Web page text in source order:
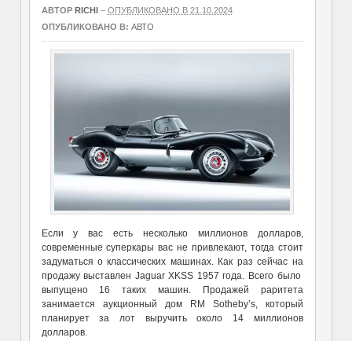
АВТОР RICHI – ОПУБЛИКОВАНО В 21.10.2024
ОПУБЛИКОВАНО В: АВТО
Если у вас есть несколько миллионов долларов,
современные суперкары вас не привлекают, тогда стоит
задуматься о классических машинах. Как раз сейчас на
продажу выставлен Jaguar XKSS 1957 года. Всего было
выпущено 16 таких машин. Продажей раритета
занимается аукционный дом RM Sotheby’s, который
планирует за лот выручить около 14 миллионов
долларов.